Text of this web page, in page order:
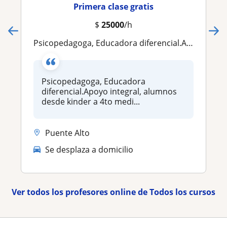
Primera clase gratis
$ 25000/h
Psicopedagoga, Educadora diferencial.Apoyo integral, alumnos desde kinder a 4to medio
Psicopedagoga, Educadora
diferencial.Apoyo integral, alumnos
desde kinder a 4to medi...
Puente Alto
Se desplaza a domicilio
Ver todos los profesores online de Todos los cursos